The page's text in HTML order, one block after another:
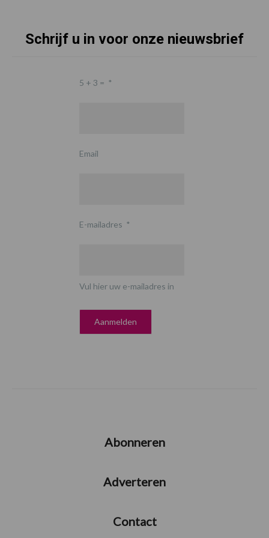
Schrijf u in voor onze nieuwsbrief
5 + 3 = *
Email
E-mailadres *
Vul hier uw e-mailadres in
Abonneren
Adverteren
Contact